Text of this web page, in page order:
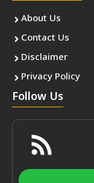
About Us
Contact Us
Disclaimer
Privacy Policy
Follow Us